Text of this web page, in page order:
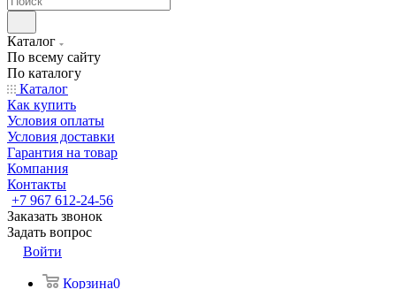
Каталог
По всему сайту
По каталогу
Каталог
Как купить
Условия оплаты
Условия доставки
Гарантия на товар
Компания
Контакты
+7 967 612-24-56
Заказать звонок
Задать вопрос
Войти
Корзина0